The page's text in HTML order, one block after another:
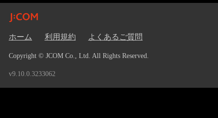
ホーム 利用規約 よくあるご質問
Copyright © JCOM Co., Ltd. All Rights Reserved.
v9.10.0.3233062